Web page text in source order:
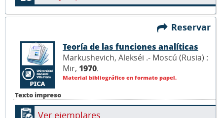
Reservar
Texto impreso
Teoría de las funciones analíticas
Markushevich, Alekséi .- Moscú (Rusia) :
Mir, 1970.
Material bibliográfico en formato papel.
Ver ejemplares